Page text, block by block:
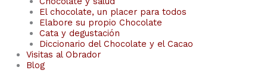
El chocolate, un placer para todos
Elabore su propio Chocolate
Cata y degustación
Diccionario del Chocolate y el Cacao
Visitas al Obrador
Blog